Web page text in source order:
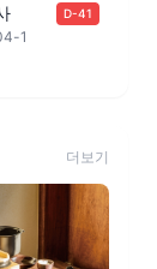
D-41
1
더보기